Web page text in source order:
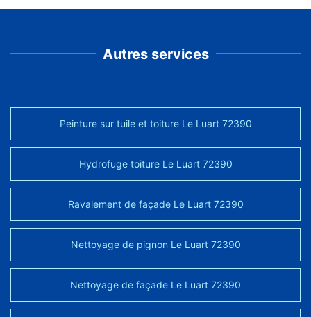
Autres services
Peinture sur tuile et toiture Le Luart 72390
Hydrofuge toiture Le Luart 72390
Ravalement de façade Le Luart 72390
Nettoyage de pignon Le Luart 72390
Nettoyage de façade Le Luart 72390